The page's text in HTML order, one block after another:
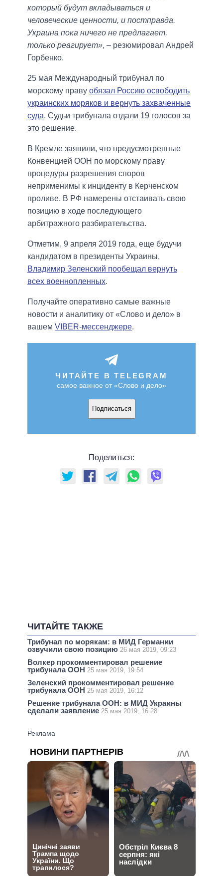
который будут вкладываться и
человеческие ценности, и постправда.
Украина пока ничего не предлагает,
только реагирует», – резюмировал Андрей
Горбенко.
25 мая Международный трибунал по
морскому праву обязал Россию освободить
украинских моряков и вернуть захваченные
суда. Судьи трибунала отдали 19 голосов за
это решение.
В Кремле заявили, что предусмотренные
Конвенцией ООН по морскому праву
процедуры разрешения споров
неприменимы к инциденту в Керченском
проливе. В РФ намерены отстаивать свою
позицию в ходе последующего
арбитражного разбирательства.
Отметим, 9 апреля 2019 года, еще будучи
кандидатом в президенты Украины,
Владимир Зеленский пообещал вернуть
всех военнопленных.
Получайте оперативно самые важные
новости и аналитику от «Слово и дело» в
вашем VIBER-мессенджере.
ЧИТАЙТЕ В TELEGRAM
самое важное от «Слово и дело»
Подписаться
Поделиться:
ЧИТАЙТЕ ТАКЖЕ
Трибунал по морякам: в МИД Германии
озвучили свою позицию 26 мая 2019, 09:23
Волкер прокомментировал решение
трибунала ООН 25 мая 2019, 19:54
Зеленский прокомментировал решение
трибунала ООН 25 мая 2019, 16:12
Решение трибунала ООН: в МИД Украины
сделали заявление 25 мая 2019, 16:28